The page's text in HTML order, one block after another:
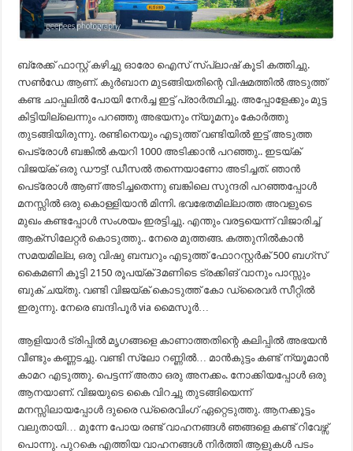
ബ്രേക്ക് ഫാസ്റ്റ് കഴിച്ചു ഓരോ ഐസ് സ്പ്ലാഷ് കൂടി കത്തിച്ചു.
സൺഡേ ആണ്. കുർബാന മുടങ്ങിയതിന്റെ വിഷമത്തിൽ അടുത്ത്
കണ്ട ചാപ്പലിൽ പോയി നേർച്ച ഇട്ട് പ്രാർത്ഥിച്ചു. അപ്പോളേക്കും മുട്ട
കിട്ടിയില്ലെന്നും പറഞ്ഞു അഭയനും ന്യൂമനും കോർത്തു
തുടങ്ങിയിരുന്നു. രണ്ടിനെയും എടുത്ത് വണ്ടിയിൽ ഇട്ട് അടുത്ത
പെട്രോൾ ബങ്കിൽ കയറി 1000 അടിക്കാൻ പറഞ്ഞു.. ഇടയ്ക്
വിജയ്ക് ഒരു ഡൗട്ട്! ഡീസൽ തന്നെയാണോ അടിച്ചത്. ഞാൻ
പെട്രോൾ ആണ് അടിച്ചതെന്നു ബങ്കിലെ സുന്ദരി പറഞ്ഞപ്പോൾ
മനസ്സിൽ ഒരു കൊള്ളിയാൻ മിന്നി. ഭവഭേതമില്ലാത്ത അവളുടെ
മുഖം കണ്ടപ്പോൾ സംശയം ഇരട്ടിച്ചു. എന്തും വരട്ടയെന്ന് വിജാരിച്ച്
ആക്സിലേറ്റർ കൊടുത്തു.. നേരെ മുത്തങ്ങ. കത്തുനിൽകാൻ
സമയമില്ല, ഒരു വിഷു ബമ്പറും എടുത്ത് ഫോറസ്റ്റർക് 500 ബഗ്‌സ്
കൈമണി കൂട്ടി 2150 രൂപയ്ക് 3മണിടെ ട്രക്കിങ് വാനും പാസ്സും
ബുക് ചയ്തു. വണ്ടി വിജയ്ക് കൊടുത്ത് കോ ഡ്രൈവർ സീറ്റിൽ
ഇരുന്നു. നേരെ ബന്ദിപൂർ via മൈസൂർ…
ആളിയാർ ട്രിപ്പിൽ മൃഗങ്ങളെ കാണാത്തതിന്റെ കലിപ്പിൽ അഭയൻ
വീണ്ടും കണ്ണടച്ചു. വണ്ടി സ്ലോ റണ്ണിൽ… മാൻകുട്ടം കണ്ട് ന്യൂമാൻ
കാമറ എടുത്തു. പെട്ടന്ന് അതാ ഒരു അനക്കം. നോക്കിയപ്പോൾ ഒരു
ആനയാണ്. വിജയുടെ കൈ വിറച്ചു തുടങ്ങിയെന്ന്
മനസ്സിലായപ്പോൾ ദുരൈ ഡ്രൈവിംഗ് ഏറ്റെടുത്തു. ആനക്കൂട്ടം
വലുതായി… മുന്നേ പോയ രണ്ട് വാഹനങ്ങൾ ഞങ്ങളെ കണ്ട് റിവേഴ്സ്
പൊന്നു. പുറകെ എത്തിയ വാഹനങ്ങൾ നിർത്തി ആളുകൾ പടം